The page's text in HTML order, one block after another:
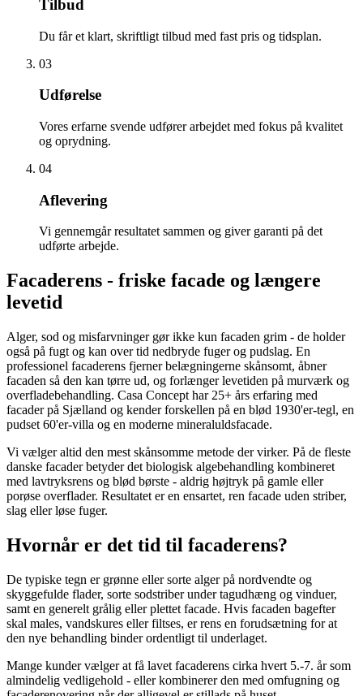
Tilbud
Du får et klart, skriftligt tilbud med fast pris og tidsplan.
03
Udførelse
Vores erfarne svende udfører arbejdet med fokus på kvalitet
og oprydning.
04
Aflevering
Vi gennemgår resultatet sammen og giver garanti på det
udførte arbejde.
Facaderens - friske facade og længere
levetid
Alger, sod og misfarvninger gør ikke kun facaden grim - de holder
også på fugt og kan over tid nedbryde fuger og pudslag. En
professionel facaderens fjerner belægningerne skånsomt, åbner
facaden så den kan tørre ud, og forlænger levetiden på murværk og
overfladebehandling. Casa Concept har 25+ års erfaring med
facader på Sjælland og kender forskellen på en blød 1930'er-tegl, en
pudset 60'er-villa og en moderne mineraluldsfacade.
Vi vælger altid den mest skånsomme metode der virker. På de fleste
danske facader betyder det biologisk algebehandling kombineret
med lavtryksrens og blød børste - aldrig højtryk på gamle eller
porøse overflader. Resultatet er en ensartet, ren facade uden striber,
slag eller løse fuger.
Hvornår er det tid til facaderens?
De typiske tegn er grønne eller sorte alger på nordvendte og
skyggefulde flader, sorte sodstriber under tagudhæng og vinduer,
samt en generelt grålig eller plettet facade. Hvis facaden bagefter
skal males, vandskures eller filtses, er rens en forudsætning for at
den nye behandling binder ordentligt til underlaget.
Mange kunder vælger at få lavet facaderens cirka hvert 5.-7. år som
almindelig vedligehold - eller kombinerer den med omfugning og